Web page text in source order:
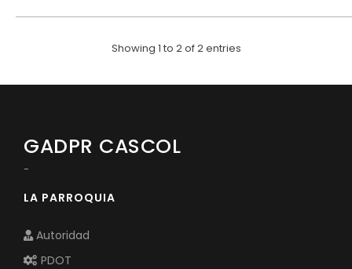
Showing 1 to 2 of 2 entries
GADPR CASCOL
-
LA PARROQUIA
Autoridad
PDOT